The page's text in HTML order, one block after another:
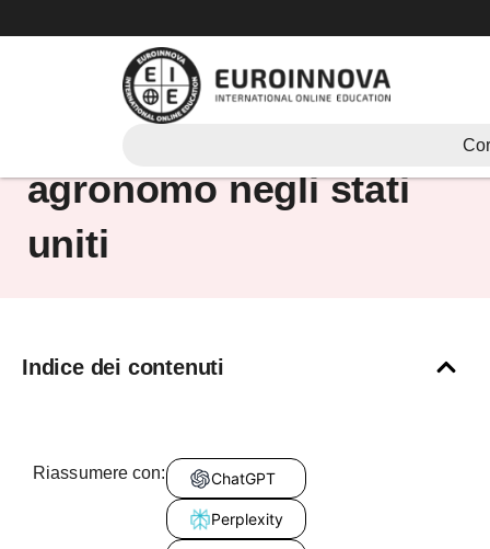
al
quanto guadagna un
agronomo negli stati
uniti
Indice dei contenuti
Riassumere con: ChatGPT
Perplexity